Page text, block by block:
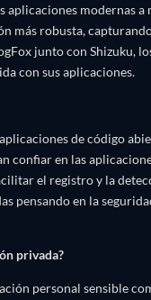
modernas
más robusta,
junto con Shizuku,
con sus aplicaciones.
de código
confiar en las
el registro y la
pensando en la
privada?
personal sensible